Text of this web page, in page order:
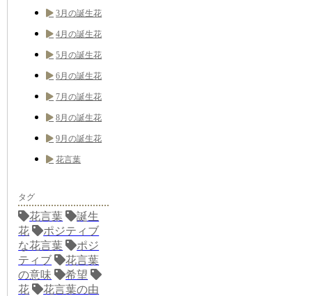
3月の誕生花
4月の誕生花
5月の誕生花
6月の誕生花
7月の誕生花
8月の誕生花
9月の誕生花
花言葉
タグ
花言葉
誕生
花
ポジティブ
な花言葉
ポジ
ティブ
花言葉
の意味
希望
花
花言葉の由